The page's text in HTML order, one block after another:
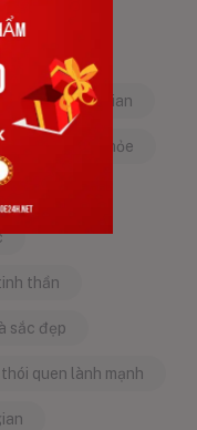
gian
nhiên
mẹo dân gian
sống khỏe
đẹp
thần
sắc đẹp
thói quen lành mạnh